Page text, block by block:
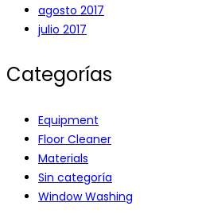
agosto 2017
julio 2017
Categorías
Equipment
Floor Cleaner
Materials
Sin categoría
Window Washing